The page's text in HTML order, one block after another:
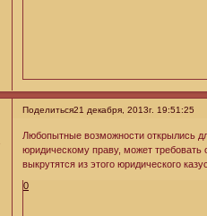
Поделиться21 декабря, 2013г. 19:51:25
Любопытные возможности открылись
юридическому праву, может
выкрутятся из этого юридического
0